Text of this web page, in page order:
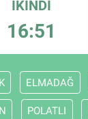
İKINDI
16:51
ELMADAĞ
POLATLI